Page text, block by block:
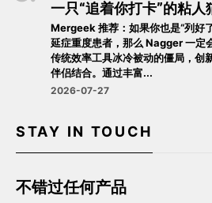
一只“追着你打卡”的粘人
Mergeek 推荐：如果你也是“列好
延症重度患者，那么 Nagger 一定
传统效率工具冰冷被动的僵局，创
伴侣结合。通过丰富...
2026-07-27
STAY IN TOUCH
不错过任何产品